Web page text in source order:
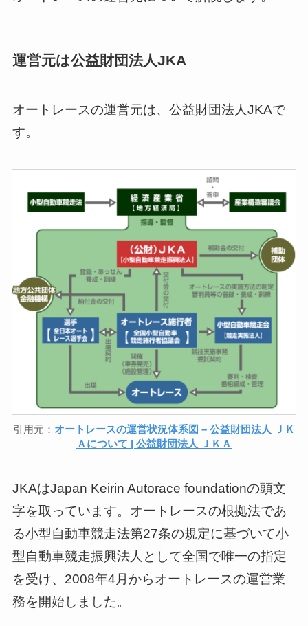
運営元は公益財団法人JKA
オートレースの運営元は、公益財団法人JKAで
す。
引用元： オートレースの運営状況体系図 – 公益財団法人 ＪＫ
Ａについて | 公益財団法人 ＪＫＡ
JKAはJapan Keirin Autorace foundationの頭文
字を取っています。オートレースの根拠法であ
る小型自動車競走法第27条の規定に基づいて小
型自動車競走振興法人として全国で唯一の指定
を受け、2008年4月からオートレースの運営業
務を開始しました。